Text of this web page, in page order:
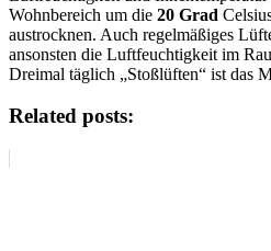
Wohnbereich um die 20 Grad
austrocknen. Auch regelmäßiges
ansonsten die Luftfeuchtigkeit im
Dreimal täglich „Stoßlüften“ ist das
Related posts: